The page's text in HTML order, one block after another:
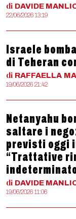
di DAVIDE
22/06/2026 13:19
Israele
di Teheran
di RAFFAELLA
19/06/2026 21:42
Netanyahu
saltare i
previsti oggi
“Trattative
di DAVIDE
19/06/2026 11:06